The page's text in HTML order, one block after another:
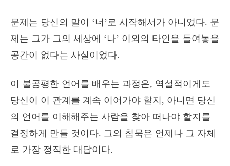
문제는 당신의 말이 ‘너’로 시작해서가 아니었다. 문
제는 그가 그의 세상에 ‘나’ 이외의 타인을 들여놓을
공간이 없다는 사실이었다.
이 불공평한 언어를 배우는 과정은, 역설적이게도
당신이 이 관계를 계속 이어가야 할지, 아니면 당신
의 언어를 이해해주는 사람을 찾아 떠나야 할지를
결정하게 만들 것이다. 그의 침묵은 언제나 그 자체
로 가장 정직한 대답이다.